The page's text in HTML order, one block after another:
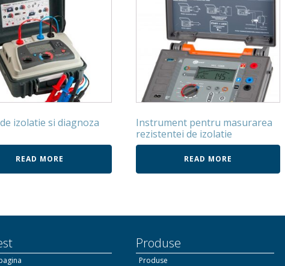
izolatie si diagnoza
READ MORE
Instrument pentru masurarea
rezistentei de izolatie
READ MORE
Produse
Produse